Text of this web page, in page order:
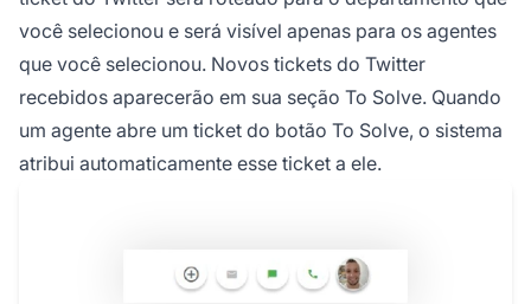
você selecionou e será visível apenas para os agentes
que você selecionou. Novos tickets do Twitter
recebidos aparecerão em sua seção To Solve. Quando
um agente abre um ticket do botão To Solve, o sistema
atribui automaticamente esse ticket a ele.